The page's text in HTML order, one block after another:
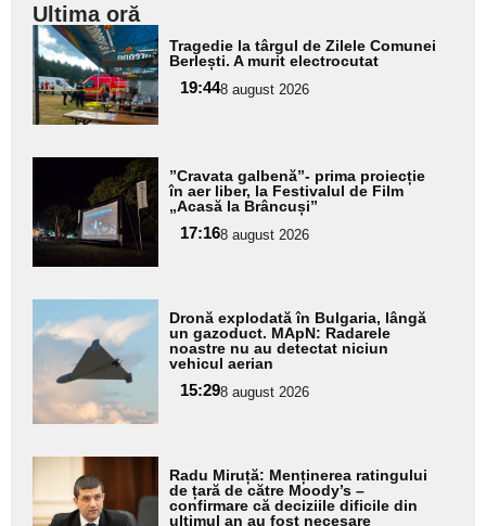
Ultima oră
Adaugă
aici textul
pentru
subtitlu
Tragedie la târgul de Zilele Comunei
Berlești. A murit electrocutat
19:448 august 2026
Adaugă
aici textul
pentru
subtitlu
”Cravata galbenă”- prima proiecție
în aer liber, la Festivalul de Film
„Acasă la Brâncuși”
17:168 august 2026
Adaugă
aici textul
pentru
subtitlu
Dronă explodată în Bulgaria, lângă
un gazoduct. MApN: Radarele
noastre nu au detectat niciun
vehicul aerian
15:298 august 2026
Adaugă
aici textul
pentru
Radu Miruță: Menținerea ratingului
de țară de către Moody’s –
confirmare că deciziile dificile din
ultimul an au fost necesare